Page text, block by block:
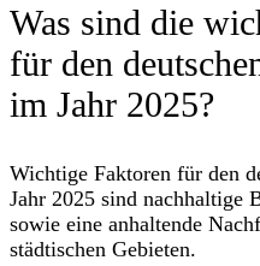
Was sind die
für den
im Jahr 2025?
Wichtige Faktoren für den
Jahr 2025 sind nachhaltige
sowie eine anhaltende
städtischen Gebieten.